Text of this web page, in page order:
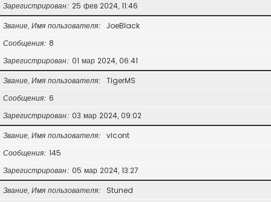
Зарегистрирован 25 фев 2024, 11:46
Звание, Имя пользователя
JoeBlack
Сообщения 8
Зарегистрирован 01 мар 2024, 06:41
Звание, Имя пользователя
TigerMS
Сообщения 6
Зарегистрирован 03 мар 2024, 09:02
Звание, Имя пользователя
vicont
Сообщения 145
Зарегистрирован 05 мар 2024, 13:27
Звание, Имя пользователя
Stuned